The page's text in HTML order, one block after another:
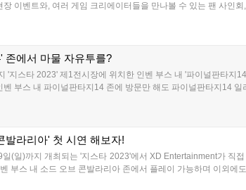
이벤트와, 여러 게임 크리에이터들을 만나볼 수 있는 팬 사인
존에서 마물 자유투를?
'지스타 2023' 제1전시장에 위치한 인벤 부스 내 '파이널판타지
부스 내 파이널판타지14 존에 방문만 해도 파이널판타지14
발라리아' 첫 시연 해보자!
(일)까지 개최되는 '지스타 2023'에서 XD Entertainment가 직
부스 내 소드 오브 콘발라리아 존에서 플레이 가능하며 이외에